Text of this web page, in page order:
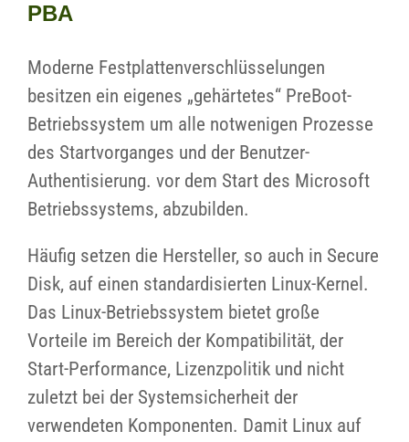
PBA
Moderne Festplattenverschlüsselungen
besitzen ein eigenes „gehärtetes“ PreBoot-
Betriebssystem um alle notwenigen Prozesse
des Startvorganges und der Benutzer-
Authentisierung. vor dem Start des Microsoft
Betriebssystems, abzubilden.
Häufig setzen die Hersteller, so auch in Secure
Disk, auf einen standardisierten Linux-Kernel.
Das Linux-Betriebssystem bietet große
Vorteile im Bereich der Kompatibilität, der
Start-Performance, Lizenzpolitik und nicht
zuletzt bei der Systemsicherheit der
verwendeten Komponenten. Damit Linux auf